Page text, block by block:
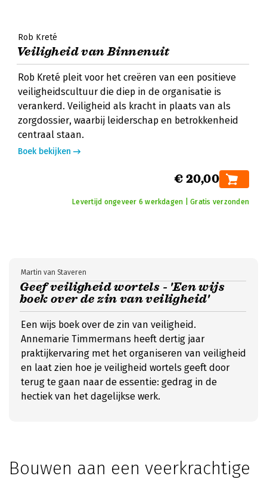
Rob Kreté
Veiligheid van Binnenuit
Rob Kreté pleit voor het creëren van een positieve
veiligheidscultuur die diep in de organisatie is
verankerd. Veiligheid als kracht in plaats van als
zorgdossier, waarbij leiderschap en betrokkenheid
centraal staan.
Boek bekijken
€ 20,00
Levertijd ongeveer 6 werkdagen | Gratis verzonden
Geef veiligheid wortels - 'Een wijs
boek over de zin van veiligheid'
Martin van Staveren
Een wijs boek over de zin van veiligheid.
Annemarie Timmermans heeft dertig jaar
praktijkervaring met het organiseren van veiligheid
en laat zien hoe je veiligheid wortels geeft door
terug te gaan naar de essentie: gedrag in de
hectiek van het dagelijkse werk.
Bouwen aan een veerkrachtige